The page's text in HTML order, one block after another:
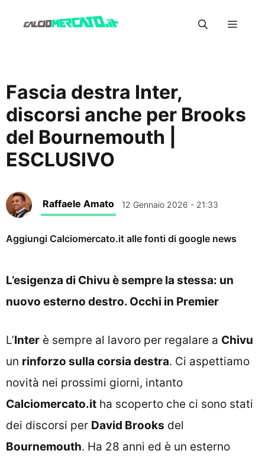
Menu
Fascia destra Inter,
discorsi anche per Brooks
del Bournemouth |
ESCLUSIVO
Raffaele Amato 12 Gennaio 2026 - 21:33
Aggiungi Calciomercato.it alle fonti di google news
L’esigenza di Chivu è sempre la stessa: un
nuovo esterno destro. Occhi in Premier
L’Inter è sempre al lavoro per regalare a Chivu
un rinforzo sulla corsia destra. Ci aspettiamo
novità nei prossimi giorni, intanto
Calciomercato.it ha scoperto che ci sono stati
dei discorsi per David Brooks del
Bournemouth. Ha 28 anni ed è un esterno